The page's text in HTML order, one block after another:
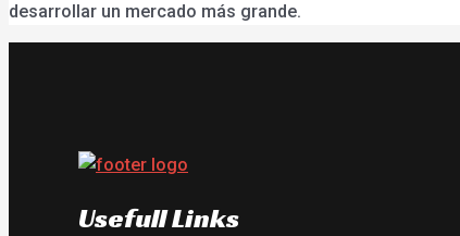
desarrollar un mercado más grande.
Usefull Links